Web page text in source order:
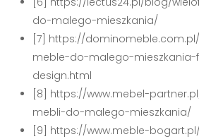
do-malego-mieszkania/
[7] https://
meble-do-malego-mieszkania-
design.html
[8] https://www.mebel-
mebli-do-malego-mieszkania/
[9] https://www.meble-